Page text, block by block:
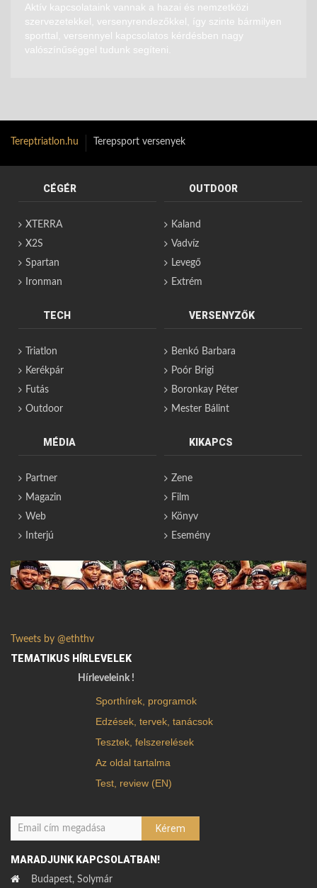
Aktív kapcsolataink vannak a hazai és nemzetközi
szervezetekkel, versenyrendezőkkel, így szinte bármilyen
sporttal, versennyel kapcsolatos kérdésben nagy
valószínűséggel tudunk segíteni.
Tereptriatlon.hu Terepsport versenyek
CÉGÉR
XTERRA
X2S
Spartan
Ironman
OUTDOOR
Kaland
Vadvíz
Levegő
Extrém
TECH
Triatlon
Kerékpár
Futás
Outdoor
VERSENYZŐK
Benkó Barbara
Poór Brigi
Boronkay Péter
Mester Bálint
MÉDIA
Partner
Magazin
Web
Interjú
KIKAPCS
Zene
Film
Könyv
Esemény
Tweets by @eththv
TEMATIKUS HÍRLEVELEK
Hírleveleink !
Sporthírek, programok
Edzések, tervek, tanácsok
Tesztek, felszerelések
Az oldal tartalma
Test, review (EN)
MARADJUNK KAPCSOLATBAN!
Budapest, Solymár